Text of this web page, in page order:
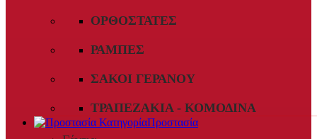
ΟΡΘΟΣΤΆΤΕΣ
ΡΆΜΠΕΣ
ΣΆΚΟΙ ΓΕΡΑΝΟΎ
ΤΡΑΠΕΖΆΚΙΑ - ΚΟΜΟΔΊΝΑ
Προστασία